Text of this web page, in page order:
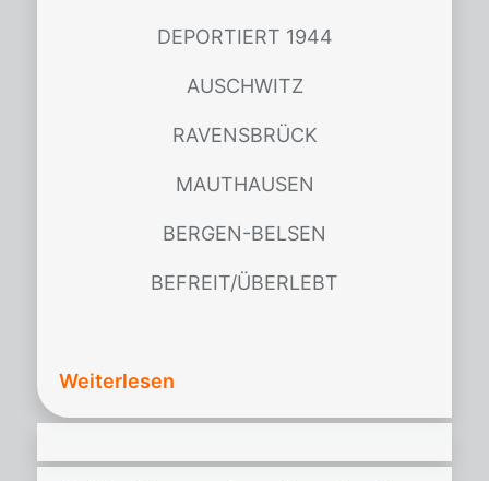
DEPORTIERT 1944
AUSCHWITZ
RAVENSBRÜCK
MAUTHAUSEN
BERGEN-BELSEN
BEFREIT/ÜBERLEBT
Weiterlesen